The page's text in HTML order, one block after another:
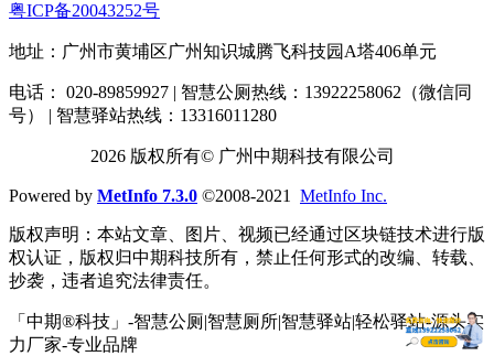
粤ICP备20043252号
地址：广州市黄埔区广州知识城腾飞科技园A塔406单元
电话： 020-89859927 | 智慧公厕热线：13922258062（微信同
号） | 智慧驿站热线：13316011280
2026 版权所有© 广州中期科技有限公司
Powered by MetInfo 7.3.0 ©2008-2021 MetInfo Inc.
版权声明：本站文章、图片、视频已经通过区块链技术进行版
权认证，版权归中期科技所有，禁止任何形式的改编、转载、
抄袭，违者追究法律责任。
「中期®科技」-智慧公厕|智慧厕所|智慧驿站|轻松驿站-源头实
力厂家-专业品牌